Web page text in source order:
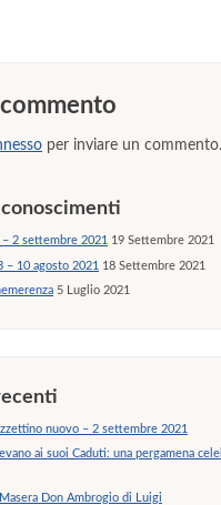
commento
per inviare un commento.
– 2 settembre 2021 19 Settembre 2021
– 10 agosto 2021 18 Settembre 2021
5 Luglio 2021
nuovo – 2 settembre 2021
ai suoi Caduti: una pergamena
Masera Don Ambrogio di Luigi